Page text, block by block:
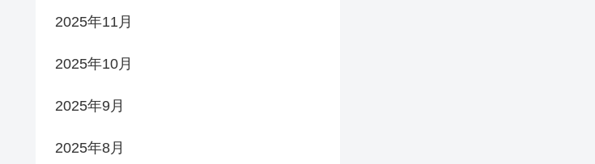
2025年11月
2025年10月
2025年9月
2025年8月